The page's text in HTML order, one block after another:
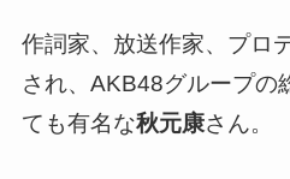
作詞家、放送作家、プロ
され、AKB48グループの
ても有名な秋元康さん。